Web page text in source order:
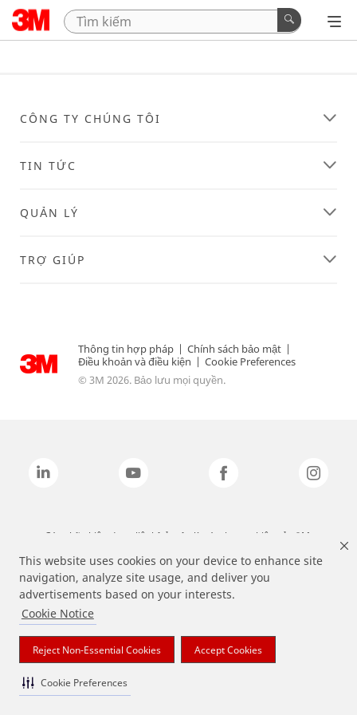
This website uses cookies on your device to enhance site
navigation, analyze site usage, and deliver you
advertisements based on your interests.
Cookie Notice
Reject Non-Essential Cookies Accept Cookies
Cookie Preferences
CÔNG TY CHÚNG TÔI
TIN TỨC
QUẢN LÝ
TRỢ GIÚP
Thông tin hợp pháp | Chính sách bảo mật |
Điều khoản và điều kiện | Cookie Preferences
© 3M 2026. Bảo lưu mọi quyền.
Các nhãn hiệu được liệt kê ở trên là các thương hiệu của 3M.